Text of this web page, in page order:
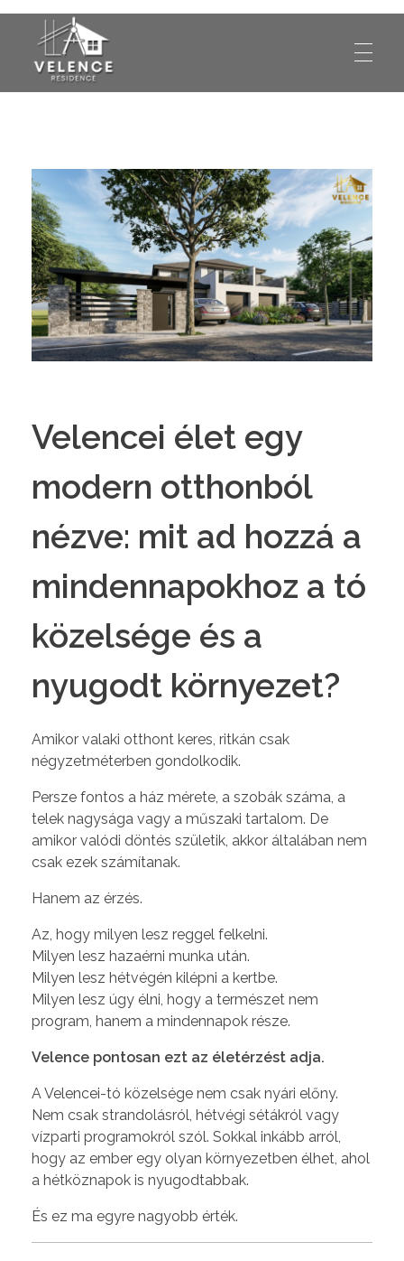
Eladó ház Velence, eladó ház
Eladó ház Velence, eladó ház
Velencei élet egy
modern otthonból
nézve: mit ad hozzá a
mindennapokhoz a tó
közelsége és a
nyugodt környezet?
Amikor valaki otthont keres, ritkán csak
négyzetméterben gondolkodik.
Persze fontos a ház mérete, a szobák száma, a
telek nagysága vagy a műszaki tartalom. De
amikor valódi döntés születik, akkor általában nem
csak ezek számítanak.
Hanem az érzés.
Az, hogy milyen lesz reggel felkelni.
Milyen lesz hazaérni munka után.
Milyen lesz hétvégén kilépni a kertbe.
Milyen lesz úgy élni, hogy a természet nem
program, hanem a mindennapok része.
Velence pontosan ezt az életérzést adja.
A Velencei-tó közelsége nem csak nyári előny.
Nem csak strandolásról, hétvégi sétákról vagy
vízparti programokról szól. Sokkal inkább arról,
hogy az ember egy olyan környezetben élhet, ahol
a hétköznapok is nyugodtabbak.
És ez ma egyre nagyobb érték.